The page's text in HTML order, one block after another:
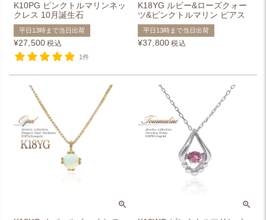
K10PG ピンクトルマリンネッ
クレス 10月誕生石
平日13時まで当日出荷
¥27,500 税込
1件
K18YG ルビー&ローズクォー
ツ&ピンクトルマリン ピアス
平日13時まで当日出荷
¥37,800 税込